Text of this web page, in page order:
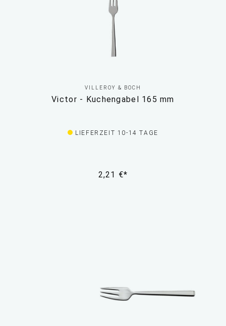
VILLEROY & BOCH
Victor - Kuchengabel 165 mm
LIEFERZEIT 10-14 TAGE
2,21 €*